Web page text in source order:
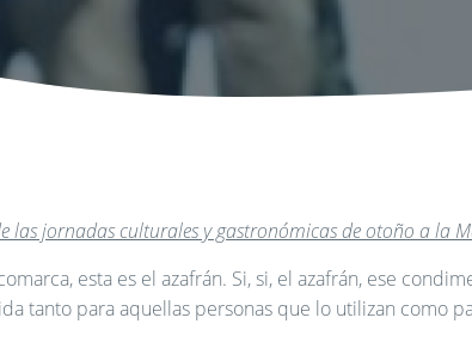
las jornadas culturales y gastronómicas de otoño a la
esta es el azafrán. Si, si, el azafrán, ese
tanto para aquellas personas que lo utilizan como